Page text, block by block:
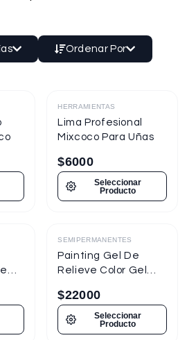
Ordenar Por
Destacado
HERRAMIENTAS
Lima Profesional
Mixcoco Para Uñas
$6000
Seleccionar
Producto
Destacado
SEMIPERMANENTES
Painting Gel De
Relieve Color Gel
$22000
Seleccionar
Producto